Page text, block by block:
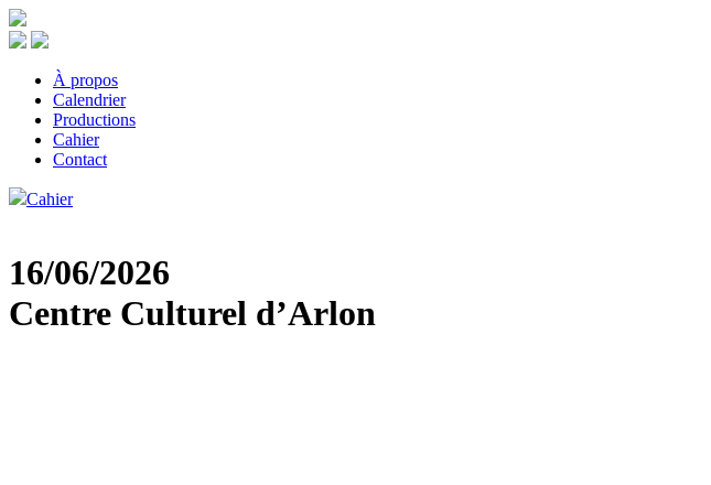
Skip
to
contentÀ propos
Calendrier
Productions
Cahier
Contact
Cahier
16/06/2026
Centre Culturel d’Arlon